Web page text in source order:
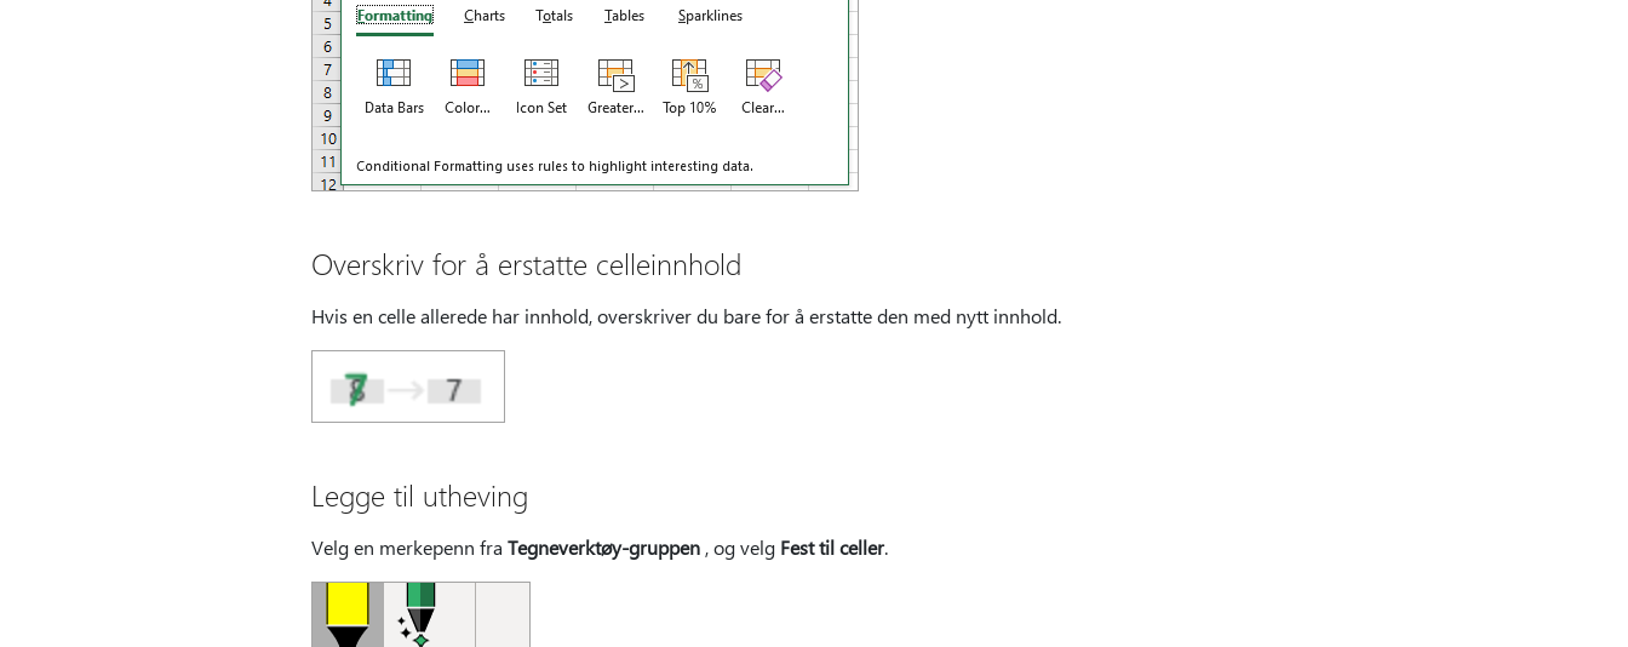
Overskriv for å erstatte celleinnhold
Hvis en celle allerede har innhold, overskriver du bare for å erstatte den med nytt innhold.
Legge til utheving
Velg en merkepenn fra Tegneverktøy-gruppen, og velg Fest til celler.